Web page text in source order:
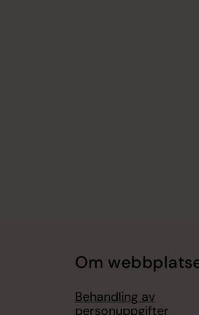
Om
Behandling av
personuppgifter